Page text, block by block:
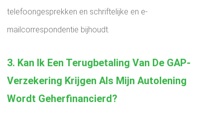
telefoongesprekken en schriftelijke en e-
mailcorrespondentie bijhoudt.
3. Kan Ik Een Terugbetaling Van De GAP-
Verzekering Krijgen Als Mijn Autolening
Wordt Geherfinancierd?